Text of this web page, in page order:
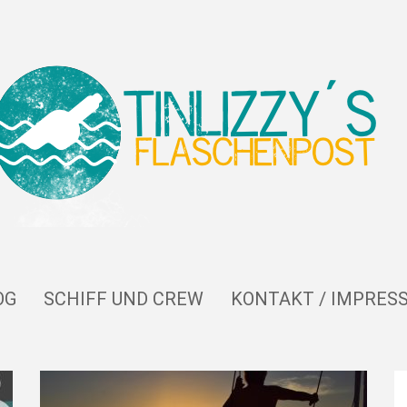
SCHIFF UND CREW KONTAKT /